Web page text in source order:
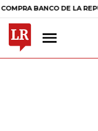
BANCO DE LA REPÚBLICA